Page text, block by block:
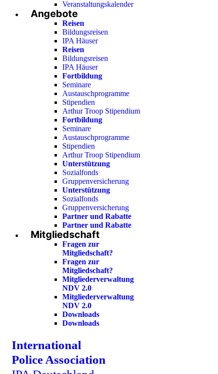
Veranstaltungskalender
Angebote
Reisen
Bildungsreisen
IPA Häuser
Reisen
Bildungsreisen
IPA Häuser
Fortbildung
Seminare
Austauschprogramme
Stipendien
Arthur Troop Stipendium
Fortbildung
Seminare
Austauschprogramme
Stipendien
Arthur Troop Stipendium
Unterstützung
Sozialfonds
Gruppenversicherung
Unterstützung
Sozialfonds
Gruppenversicherung
Partner und Rabatte
Partner und Rabatte
Mitgliedschaft
Fragen zur
Mitgliedschaft?
Fragen zur
Mitgliedschaft?
Mitgliederverwaltung
NDV 2.0
Mitgliederverwaltung
NDV 2.0
Downloads
Downloads
International
Police Association